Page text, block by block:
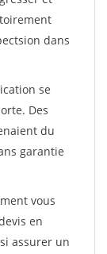
dans
se
Des
du
garantie
vous
en
assurer un